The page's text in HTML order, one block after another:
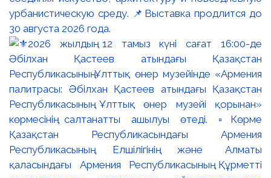
урбанистическую среду. 📌Выставка продлится до
30 августа 2026 года.